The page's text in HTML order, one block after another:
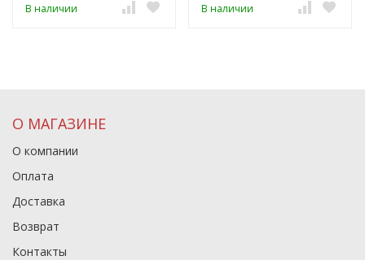
В наличии В наличии
О МАГАЗИНЕ
О компании
Оплата
Доставка
Возврат
Контакты